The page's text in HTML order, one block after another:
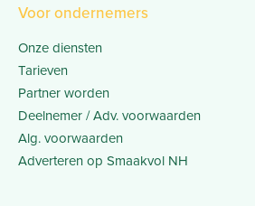
Voor ondernemers
Onze diensten
Tarieven
Partner worden
Deelnemer / Adv. voorwaarden
Alg. voorwaarden
Adverteren op Smaakvol NH